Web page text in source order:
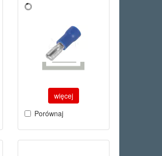
więcej
Porównaj